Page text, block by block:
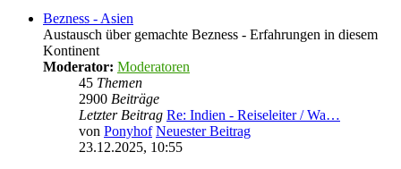
Bezness - Asien
Austausch über gemachte Bezness - Erfahrungen in diesem
Kontinent
Moderator: Moderatoren
45 Themen
2900 Beiträge
Letzter Beitrag Re: Indien - Reiseleiter / Wa…
von Ponyhof Neuester Beitrag
23.12.2025, 10:55